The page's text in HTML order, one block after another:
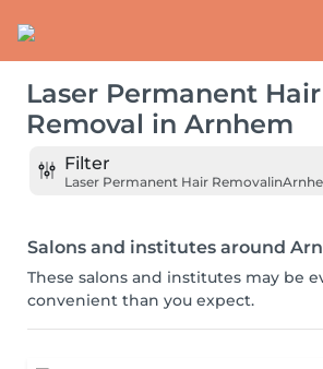
Laser Permanent Hair
Removal in Arnhem
Filter
Laser Permanent Hair Removalin
Salons and institutes around
These salons and institutes may be
convenient than you expect.